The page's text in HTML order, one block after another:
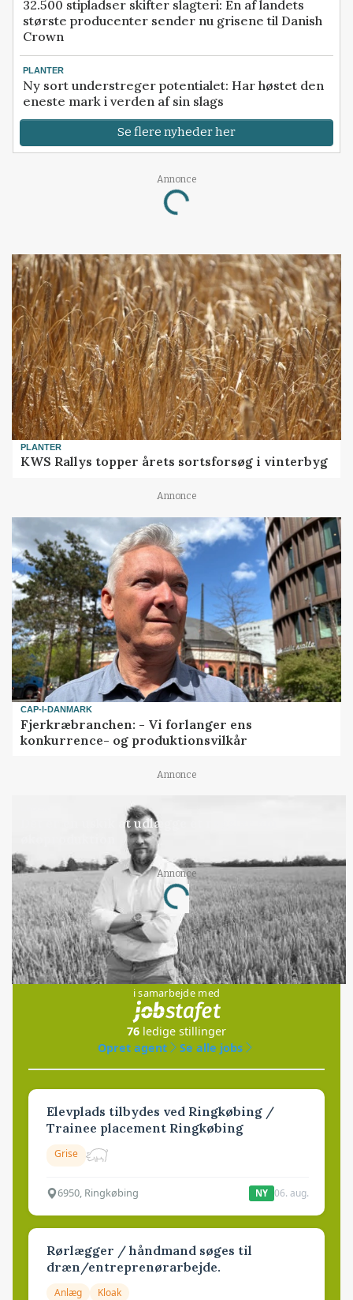
32.500 stipladser skifter slagteri: En af landets
største producenter sender nu grisene til Danish
Crown
PLANTER
Ny sort understreger potentialet: Har høstet den
eneste mark i verden af sin slags
Se flere nyheder her
Annonce
Loading...
PLANTER
KWS Rallys topper årets sortsforsøg i vinterbyg
Annonce
CAP-I-DANMARK
Fjerkræbranchen: - Vi forlanger ens
konkurrence- og produktionsvilkår
Annonce
Det er en uskik at udlægge et røgslør om
Annonce
Loading...
Jobs
i samarbejde med
76 ledige stillinger
Opret agent
Se alle jobs
Elevplads tilbydes ved Ringkøbing /
Trainee placement Ringkøbing
Grise
6950, Ringkøbing NY 06. aug.
Rørlægger / håndmand søges til
dræn/entreprenørarbejde.
Anlæg Kloak